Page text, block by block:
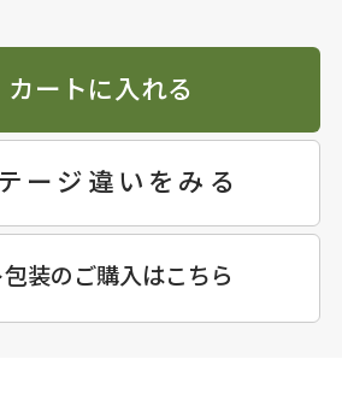
カートに入れる
ージ違いをみる
装のご購入はこちら